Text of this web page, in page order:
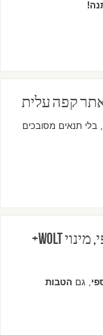
בלי תנאים מסובכים
כרטיס אחד – כל ההטבות: החזר כספי, מינוי Wolt+
, גם הטבות